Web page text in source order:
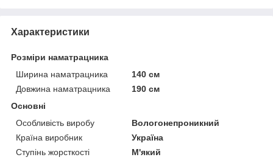
Характеристики
Розміри наматрацника
Ширина наматрацника
140 см
Довжина наматрацника
190 см
Основні
Особливість виробу
Вологонепроникний
Країна виробник
Україна
Ступінь жорсткості
М'який